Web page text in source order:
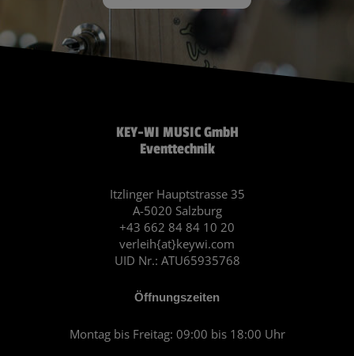
KEY-WI MUSIC GmbH
Eventtechnik
Itzlinger Hauptstrasse 35
A-5020 Salzburg
+43 662 84 84 10 20
verleih{at}keywi.com
UID Nr.: ATU65935768
Öffnungszeiten
Montag bis Freitag: 09:00 bis 18:00 Uhr